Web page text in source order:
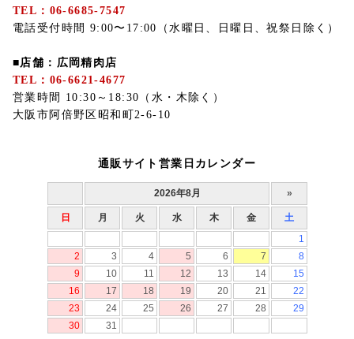
TEL：06-6685-7547
電話受付時間 9:00〜17:00（水曜日、日曜日、祝祭日除く）
■店舗：広岡精肉店
TEL：06-6621-4677
営業時間 10:30～18:30（水・木除く）
大阪市阿倍野区昭和町2-6-10
通販サイト営業日カレンダー